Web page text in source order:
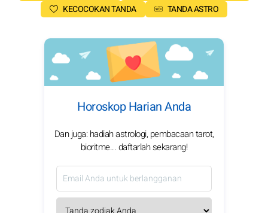
KECOCOKAN TANDA
TANDA ASTRO
Horoskop Harian Anda
Dan juga: hadiah astrologi, pembacaan tarot,
bioritme... daftarlah sekarang!